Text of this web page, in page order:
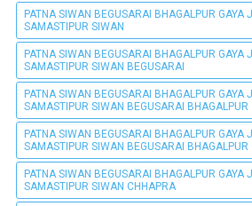
PATNA SIWAN BEGUSARAI BHAGALPUR GAYA
SAMASTIPUR SIWAN
PATNA SIWAN BEGUSARAI BHAGALPUR GAYA
SAMASTIPUR SIWAN BEGUSARAI
PATNA SIWAN BEGUSARAI BHAGALPUR GAYA
SAMASTIPUR SIWAN BEGUSARAI BHAGALPUR
PATNA SIWAN BEGUSARAI BHAGALPUR GAYA
SAMASTIPUR SIWAN BEGUSARAI
PATNA SIWAN BEGUSARAI BHAGALPUR GAYA
SAMASTIPUR SIWAN CHHAPRA